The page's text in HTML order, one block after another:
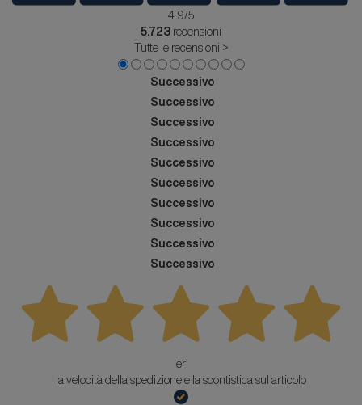
4.9/5
5.723 recensioni
Tutte le recensioni >
Successivo
Successivo
Successivo
Successivo
Successivo
Successivo
Successivo
Successivo
Successivo
Successivo
Ieri
la velocità della spedizione e la scontistica sul articolo